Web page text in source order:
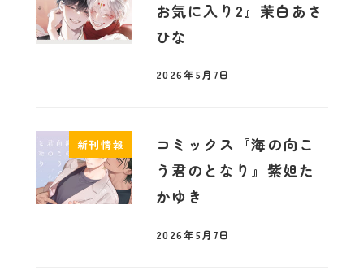
お気に入り2』茉白あさ
ひな
2026年5月7日
新刊情報
コミックス『海の向こ
う君のとなり』紫妲た
かゆき
2026年5月7日